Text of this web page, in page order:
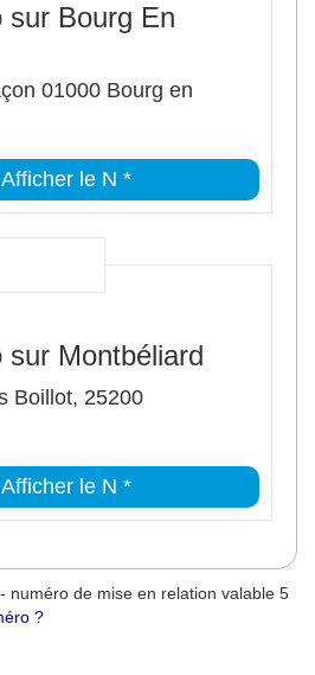
sur Bourg En
01000 Bourg en
le N *
sur Montbéliard
Boillot, 25200
le N *
numéro de mise en relation valable 5
?